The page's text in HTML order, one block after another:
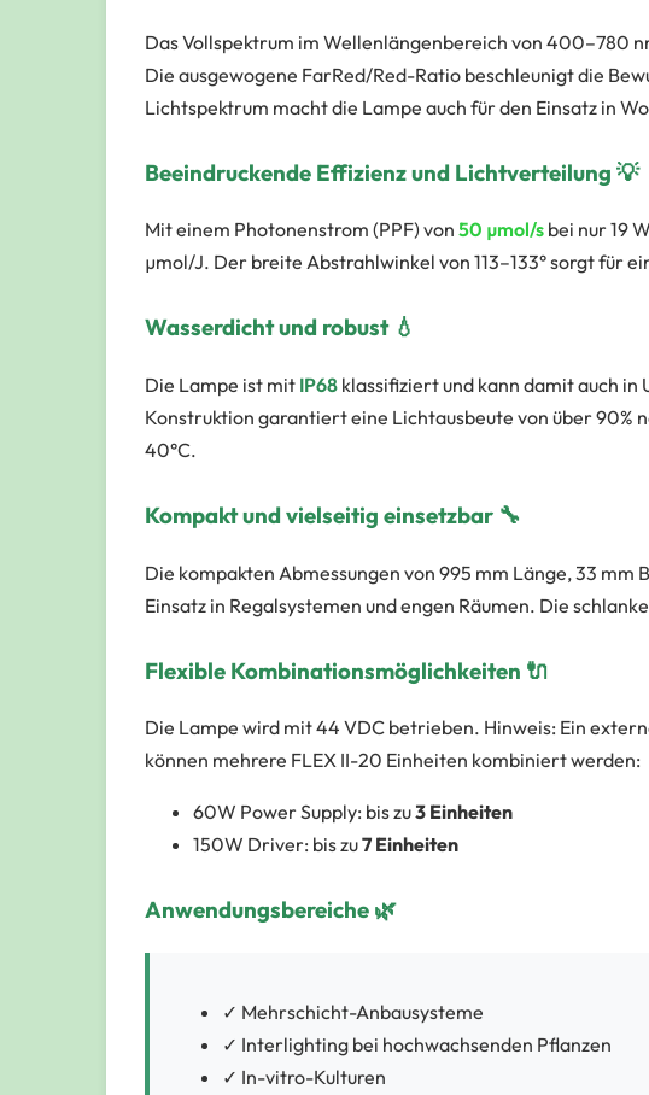
Das Vollspektrum im Wellenlängenbereich von 400–780
Die ausgewogene FarRed/Red-Ratio beschleunigt die
Lichtspektrum macht die Lampe auch für den Einsatz in
Beeindruckende Effizienz und Lichtverteilung 💡
Mit einem Photonenstrom (PPF) von 50 µmol/s bei nur 19
µmol/J. Der breite Abstrahlwinkel von 113–133° sorgt für
Wasserdicht und robust 💧
Die Lampe ist mit IP68 klassifiziert und kann damit auch
Konstruktion garantiert eine Lichtausbeute von über
40°C.
Kompakt und vielseitig einsetzbar 🔧
Die kompakten Abmessungen von 995 mm Länge, 33 mm
Einsatz in Regalsystemen und engen Räumen. Die
Flexible Kombinationsmöglichkeiten 🔌
Die Lampe wird mit 44 VDC betrieben. Hinweis: Ein
können mehrere FLEX II-20 Einheiten kombiniert werden:
60W Power Supply: bis zu3 Einheiten
150W Driver: bis zu7 Einheiten
Anwendungsbereiche 🌿
✓ Mehrschicht-Anbausysteme
✓ Interlighting bei hochwachsenden Pflanzen
✓ In-vitro-Kulturen